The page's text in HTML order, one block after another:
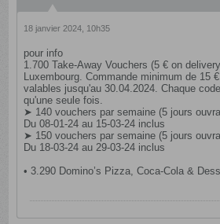
18 janvier 2024, 10h35
pour info
1.700 Take-Away Vouchers (5 € on
Luxembourg. Commande minimum de 15
valables jusqu'au 30.04.2024. Chaque
qu'une seule fois.
➤ 140 vouchers par semaine (5 jours
Du 08-01-24 au 15-03-24 inclus
➤ 150 vouchers par semaine (5 jours
Du 18-03-24 au 29-03-24 inclus
• 3.290 Domino’s Pizza, Coca‑Cola &